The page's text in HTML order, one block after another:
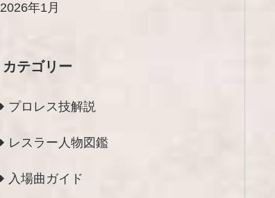
2026年1月
カテゴリー
プロレス技解説
レスラー人物図鑑
入場曲ガイド